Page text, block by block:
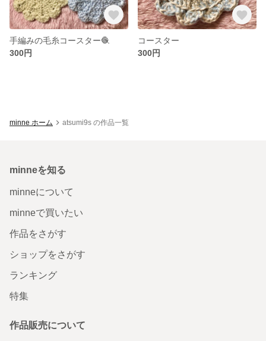
手編みの毛糸コースター🧶
300円
コースター
300円
minne ホーム atsumi9s の作品一覧
minneを知る
minneについて
minneで買いたい
作品をさがす
ショップをさがす
ランキング
特集
作品販売について